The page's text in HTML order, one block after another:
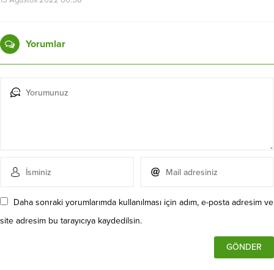
Yorumlar
Daha sonraki yorumlarımda kullanılması için adım, e-posta adresim ve
site adresim bu tarayıcıya kaydedilsin.